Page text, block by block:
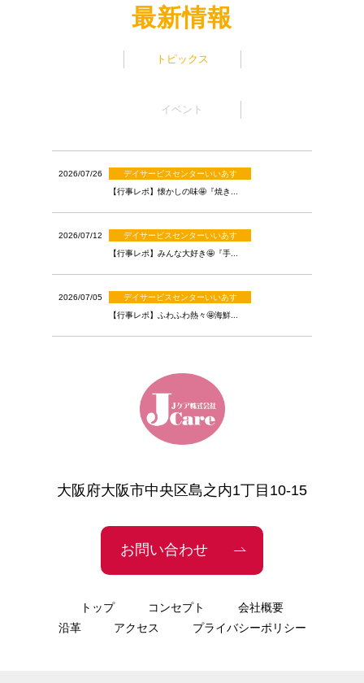
最新情報
トピックス
2026/07/26 デイサービスセンターいいあす
【行事レポ】懐かしの味🤩『焼き...
2026/07/12 デイサービスセンターいいあす
【行事レポ】みんな大好き🤩『手...
2026/07/05 デイサービスセンターいいあす
【行事レポ】ふわふわ熱々🤩海鮮...
イベント
大阪府大阪市中央区島之内1丁目10-15
お問い合わせ
トップ コンセプト
会社概要
沿革
アクセス プライバシーポリシー